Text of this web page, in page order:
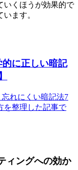
いくほうが効果的で
ます。
に正しい暗記
れにくい暗記法7
を整理した記事で
ィングへの効か